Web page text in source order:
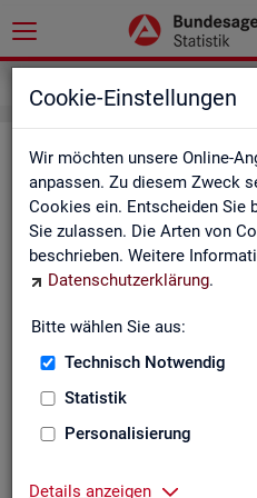
Cookie-Einstellungen
Wir möchten unsere Online-
anpassen. Zu diesem Zweck
Cookies ein. Entscheiden Sie
Sie zulassen. Die Arten von
beschrieben. Weitere
Datenschutzerklärung.
Bitte wählen Sie aus:
Technisch Notwendig
Statistik
Personalisierung
Details anzeigen
Nut­zen Sie die Mög­lich­keit
Sie haben Fra­gen zum
Sie be­nö­ti­gen auf Ihre
Ihr Sta­tis­tik-Ser­vice hilft Ihnen
Zen­tra­ler Sta­tis­tik-Ser­vice